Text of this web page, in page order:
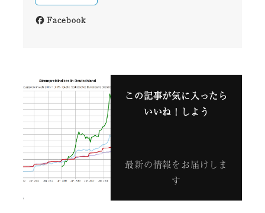
Facebook
この記事が気に入ったら
いいね！しよう
最新の情報をお届けしま
す